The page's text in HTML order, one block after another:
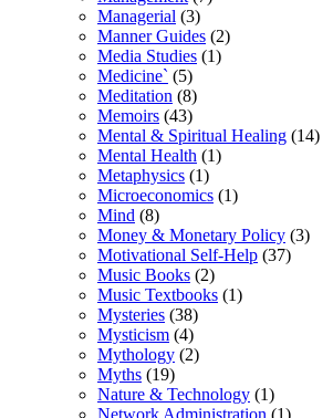
Managerial (3)
Manner Guides (2)
Media Studies (1)
Medicine` (5)
Meditation (8)
Memoirs (43)
Mental & Spiritual Healing (14)
Mental Health (1)
Metaphysics (1)
Microeconomics (1)
Mind (8)
Money & Monetary Policy (3)
Motivational Self-Help (37)
Music Books (2)
Music Textbooks (1)
Mysteries (38)
Mysticism (4)
Mythology (2)
Myths (19)
Nature & Technology (1)
Network Administration (1)